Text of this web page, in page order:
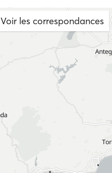
Voir les correspondances